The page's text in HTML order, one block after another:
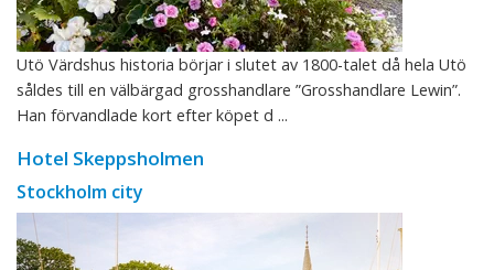
Utö Värdshus historia börjar i slutet av 1800-talet då hela Utö
såldes till en välbärgad grosshandlare ”Grosshandlare Lewin”.
Han förvandlade kort efter köpet d ...
Hotel Skeppsholmen
Stockholm city